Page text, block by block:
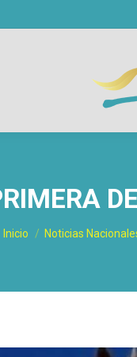
Estás aquí:
Inicio Noticias